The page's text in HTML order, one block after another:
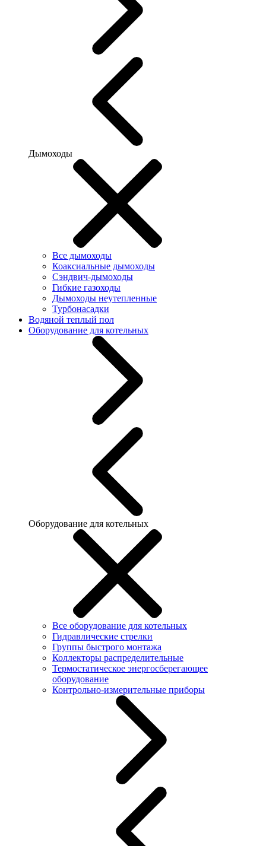
Дымоходы
Все дымоходы
Коаксиальные дымоходы
Сэндвич-дымоходы
Гибкие газоходы
Дымоходы неутепленные
Турбонасадки
Водяной теплый пол
Оборудование для котельных
Оборудование для котельных
Все оборудование для котельных
Гидравлические стрелки
Группы быстрого монтажа
Коллекторы распределительные
Термостатическое энергосберегающее
оборудование
Контрольно-измерительные приборы